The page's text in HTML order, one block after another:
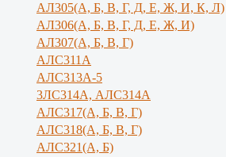
АЛ305(А, Б, В, Г, Д, Е, Ж, И, К, Л)
AЛ306(A, Б, В, Г, Д, Е, Ж, И)
AЛ307(A, Б, В, Г)
АЛС311А
АЛС313А-5
3ЛС314А, АЛС314А
АЛС317(А, Б, В, Г)
АЛС318(А, Б, В, Г)
АЛС321(А, Б)